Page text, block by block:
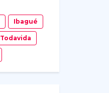
Ibagué
Todavida